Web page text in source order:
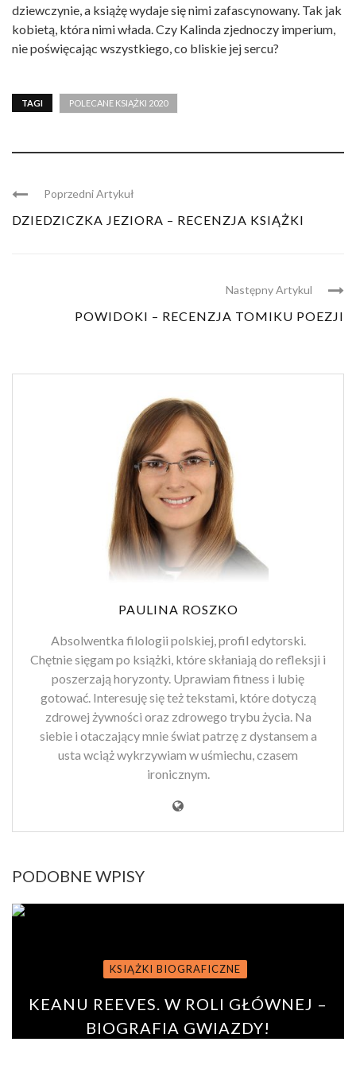
dziewczynie, a książę wydaje się nimi zafascynowany. Tak jak
kobietą, która nimi włada. Czy Kalinda zjednoczy imperium,
nie poświęcając wszystkiego, co bliskie jej sercu?
TAGI POLECANE KSIĄŻKI 2020
Poprzedni Artykuł
DZIEDZICZKA JEZIORA – RECENZJA KSIĄŻKI
Następny Artykul
POWIDOKI – RECENZJA TOMIKU POEZJI
PAULINA ROSZKO
Absolwentka filologii polskiej, profil edytorski.
Chętnie sięgam po książki, które skłaniają do refleksji i
poszerzają horyzonty. Uprawiam fitness i lubię
gotować. Interesuję się też tekstami, które dotyczą
zdrowej żywności oraz zdrowego trybu życia. Na
siebie i otaczający mnie świat patrzę z dystansem a
usta wciąż wykrzywiam w uśmiechu, czasem
ironicznym.
PODOBNE WPISY
KSIĄŻKI BIOGRAFICZNE
KEANU REEVES. W ROLI GŁÓWNEJ –
BIOGRAFIA GWIAZDY!